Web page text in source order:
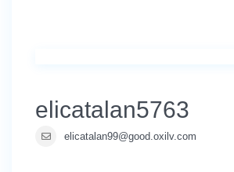
elicatalan5763
elicatalan99@good.oxilv.com